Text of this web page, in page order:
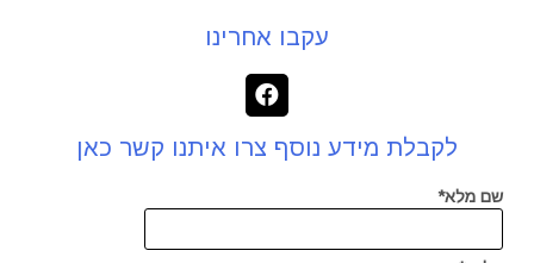
עקבו אחרינו
לקבלת מידע נוסף צרו איתנו קשר כאן
שם מלא*